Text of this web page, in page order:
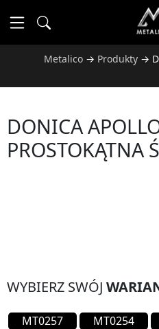
Metalico → Produkty →
DONICA
PROSTOKĄTNA
WYBIERZ SWÓJ
MT0257 MT0254